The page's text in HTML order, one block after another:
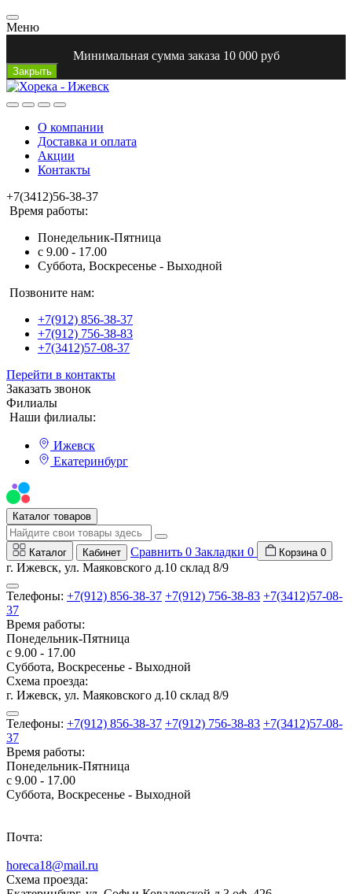
Меню
Минимальная сумма заказа 10 000 руб
Закрыть
О компании
Доставка и оплата
Акции
Контакты
+7(3412)56-38-37
Время работы:
Понедельник-Пятница
с 9.00 - 17.00
Суббота, Воскресенье - Выходной
Позвоните нам:
+7(912) 856-38-37
+7(912) 756-38-83
+7(3412)57-08-37
Перейти в контакты
Заказать звонок
Филиалы
Наши филиалы:
Ижевск
Екатеринбург
Каталог товаров
Каталог Кабинет Сравнить 0 Закладки 0 Корзина 0
г. Ижевск, ул. Маяковского д.10 склад 8/9
Телефоны: +7(912) 856-38-37 +7(912) 756-38-83 +7(3412)57-08-
37
Время работы:
Понедельник-Пятница
с 9.00 - 17.00
Суббота, Воскресенье - Выходной
Схема проезда:
г. Ижевск, ул. Маяковского д.10 склад 8/9
Телефоны: +7(912) 856-38-37 +7(912) 756-38-83 +7(3412)57-08-
37
Время работы:
Понедельник-Пятница
с 9.00 - 17.00
Суббота, Воскресенье - Выходной
Почта:
horeca18@mail.ru
Схема проезда: